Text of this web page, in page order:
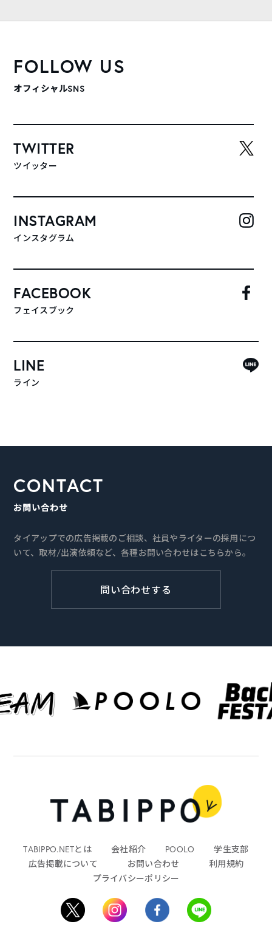
FOLLOW US
オフィシャルSNS
TWITTER
ツイッター
INSTAGRAM
インスタグラム
FACEBOOK
フェイスブック
LINE
ライン
CONTACT
お問い合わせ
タイアップでの広告掲載のご相談、社員やライターの採用につ
いて、取材/出演依頼など、各種お問い合わせはこちらから。
問い合わせする
TABIPPO.NETとは 会社紹介 POOLO
学生支部
広告掲載について
お問い合わせ
利用規約
プライバシーポリシー